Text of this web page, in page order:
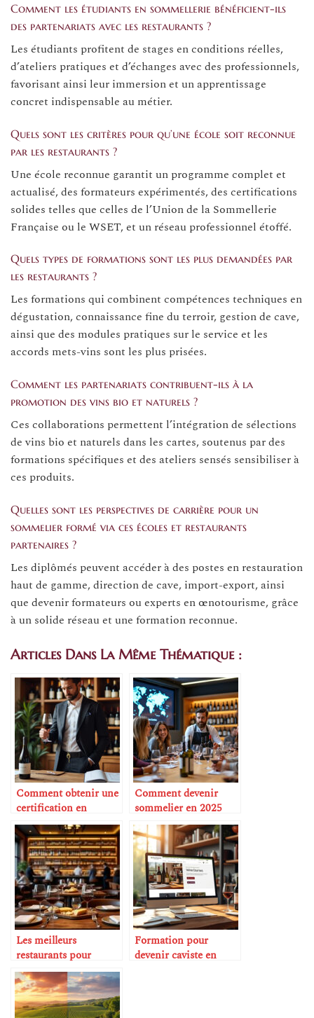
Comment les étudiants en sommellerie bénéficient-ils
des partenariats avec les restaurants ?
Les étudiants profitent de stages en conditions réelles,
d’ateliers pratiques et d’échanges avec des professionnels,
favorisant ainsi leur immersion et un apprentissage
concret indispensable au métier.
Quels sont les critères pour qu’une école soit reconnue
par les restaurants ?
Une école reconnue garantit un programme complet et
actualisé, des formateurs expérimentés, des certifications
solides telles que celles de l’Union de la Sommellerie
Française ou le WSET, et un réseau professionnel étoffé.
Quels types de formations sont les plus demandées par
les restaurants ?
Les formations qui combinent compétences techniques en
dégustation, connaissance fine du terroir, gestion de cave,
ainsi que des modules pratiques sur le service et les
accords mets-vins sont les plus prisées.
Comment les partenariats contribuent-ils à la
promotion des vins bio et naturels ?
Ces collaborations permettent l’intégration de sélections
de vins bio et naturels dans les cartes, soutenus par des
formations spécifiques et des ateliers sensés sensibiliser à
ces produits.
Quelles sont les perspectives de carrière pour un
sommelier formé via ces écoles et restaurants
partenaires ?
Les diplômés peuvent accéder à des postes en restauration
haut de gamme, direction de cave, import-export, ainsi
que devenir formateurs ou experts en œnotourisme, grâce
à un solide réseau et une formation reconnue.
Articles Dans La Même Thématique :
Comment obtenir une
certification en
sommellerie
Comment devenir
sommelier en 2025
Les meilleurs
restaurants pour
amateurs de vin
Formation pour
devenir caviste en